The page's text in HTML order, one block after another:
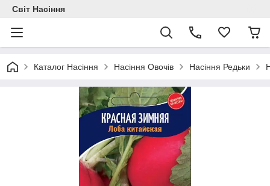
Світ Насіння
Каталог Насіння Насіння Овочів Насіння Редьки